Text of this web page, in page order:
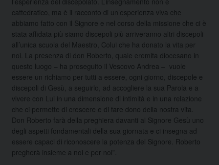
cattedratico, ma è il racconto di un’esperienza viva che
abbiamo fatto con il Signore e nel corso della missione che ci è
stata affidata più siamo discepoli più arriveranno altri discepoli
all’unica scuola del Maestro, Colui che ha donato la vita per
noi. La presenza di don Roberto, quale eremita diocesano in
questo luogo – ha proseguito il Vescovo Andrea – vuole
essere un richiamo per tutti a essere, ogni giorno, discepole e
discepoli di Gesù, a seguirlo, ad accogliere la sua Parola e a
vivere con Lui in una dimensione di intimità e in una relazione
che ci permette di crescere e di fare dono della nostra vita.
Don Roberto farà della preghiera davanti al Signore Gesù uno
degli aspetti fondamentali della sua giornata e ci insegna ad
essere capaci di riconoscere la potenza del Signore. Roberto
pregherà insieme a noi e per noi”.